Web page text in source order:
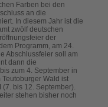
Farben bei den
an die
In diesem Jahr ist die
zwölf deutschen
der
Programm, am 24.
Abschlussfeier soll am
dann die
zum 4. September in
Wald ist
bis 12. September).
stehen bisher noch